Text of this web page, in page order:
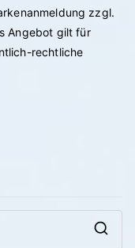
zzgl.
Angebot gilt für
rechtliche